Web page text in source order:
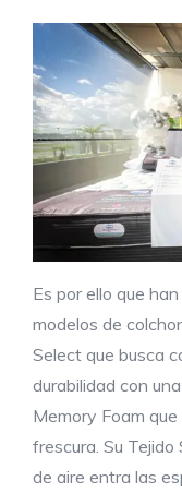
Es por ello que
modelos de
Select que busca
durabilidad con
Memory Foam
frescura. Su
de aire entra las